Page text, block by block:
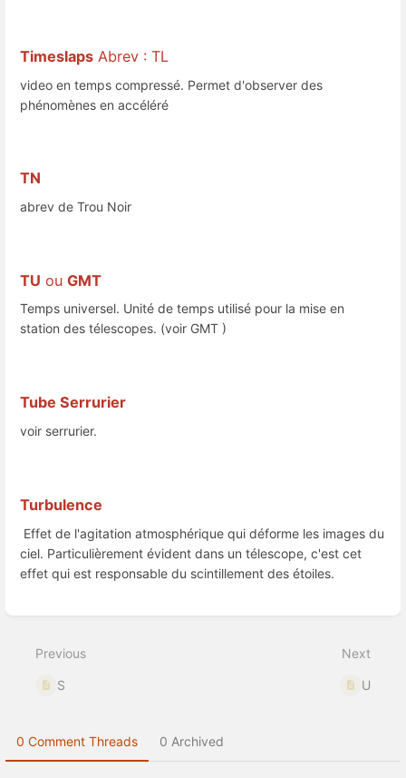
Timeslaps Abrev : TL
video en temps compressé. Permet d'observer des
phénomènes en accéléré
TN
abrev de Trou Noir
TU ou GMT
Temps universel. Unité de temps utilisé pour la mise en
station des télescopes. (voir GMT )
Tube Serrurier
voir serrurier.
Turbulence
Effet de l'agitation atmosphérique qui déforme les images du
ciel. Particulièrement évident dans un télescope, c'est cet
effet qui est responsable du scintillement des étoiles.
mode
Previous
S
Next
U
0 Comment Threads 0 Archived